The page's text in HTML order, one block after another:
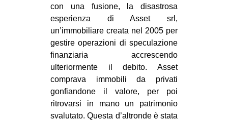
con una fusione, la disastrosa
esperienza di Asset srl,
un’immobiliare creata nel 2005 per
gestire operazioni di speculazione
finanziaria accrescendo
ulteriormente il debito. Asset
comprava immobili da privati
gonfiandone il valore, per poi
ritrovarsi in mano un patrimonio
svalutato. Questa d’altronde è stata